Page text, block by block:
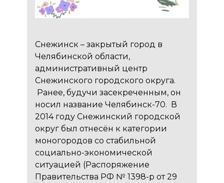
Снежинск – закрытый город в
Челябинской области,
административный центр
Снежинского городского округа.
Ранее, будучи засекреченным, он
носил название Челябинск-70. В
2014 году Снежинский городской
округ был отнесён к категории
моногородов со стабильной
социально-экономической
ситуацией (Распоряжение
Правительства РФ № 1398-р от 29